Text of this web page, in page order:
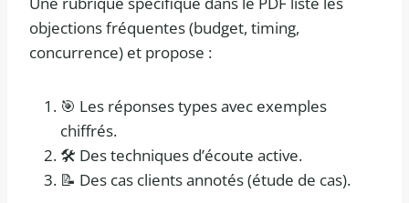
objections fréquentes (budget, timing,
concurrence) et propose :
🎯 Les réponses types avec exemples
chiffrés.
🛠️ Des techniques d’écoute active.
📝 Des cas clients annotés (étude de cas).